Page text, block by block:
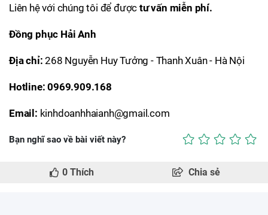
Liên hệ với chúng tôi để được tư vấn miễn phí.
Đồng phục Hải Anh
Địa chỉ: 268 Nguyễn Huy Tưởng - Thanh Xuân - Hà Nội
Hotline: 0969.909.168
Email: kinhdoanhhaianh@gmail.com
Bạn nghĩ sao về bài viết này?
0 Thích Chia sẻ